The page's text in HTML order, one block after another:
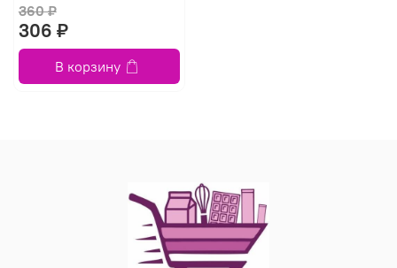
360 ₽
306 ₽
В корзину